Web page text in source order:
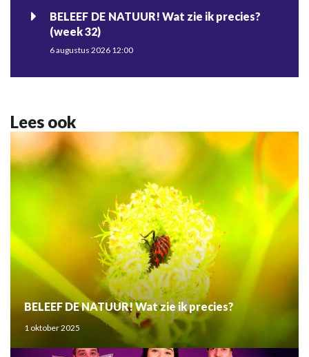
BELEEF DE NATUUR! Wat zie ik precies?
(week 32)
6 augustus 2026 12:00
Lees ook
BELEEF DE NATUUR! Wat zie ik precies?
1 oktober 2025